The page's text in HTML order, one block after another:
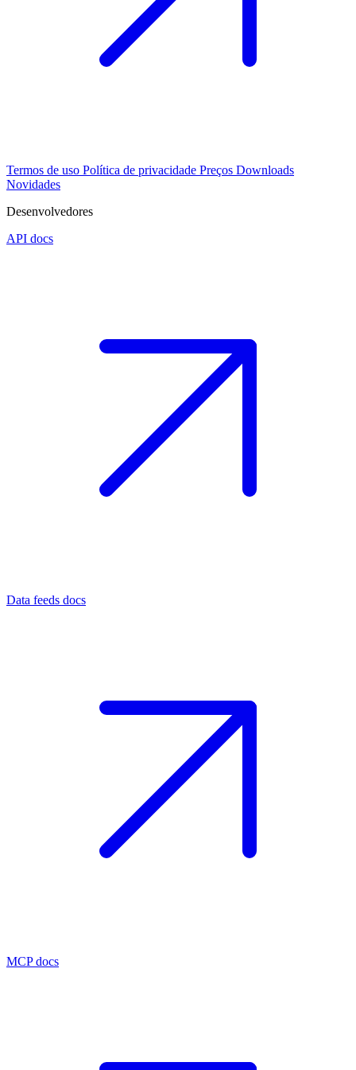
Termos de uso Política de privacidade Preços Downloads
Novidades
Desenvolvedores
API docs
Data feeds docs
MCP docs